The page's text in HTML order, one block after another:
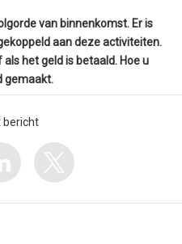
van binnenkomst. Er is
aan deze activiteiten.
het geld is betaald. Hoe u
gemaakt.
bericht